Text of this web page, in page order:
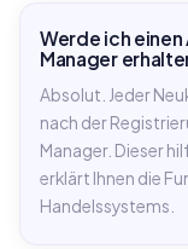
Werde ich einen
Manager
Absolut. Jeder
nach der
Manager. Dieser
erklärt Ihnen die
Handelssystems.